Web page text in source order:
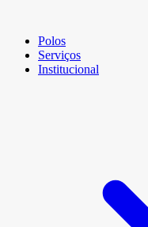
Polos
Serviços
Institucional